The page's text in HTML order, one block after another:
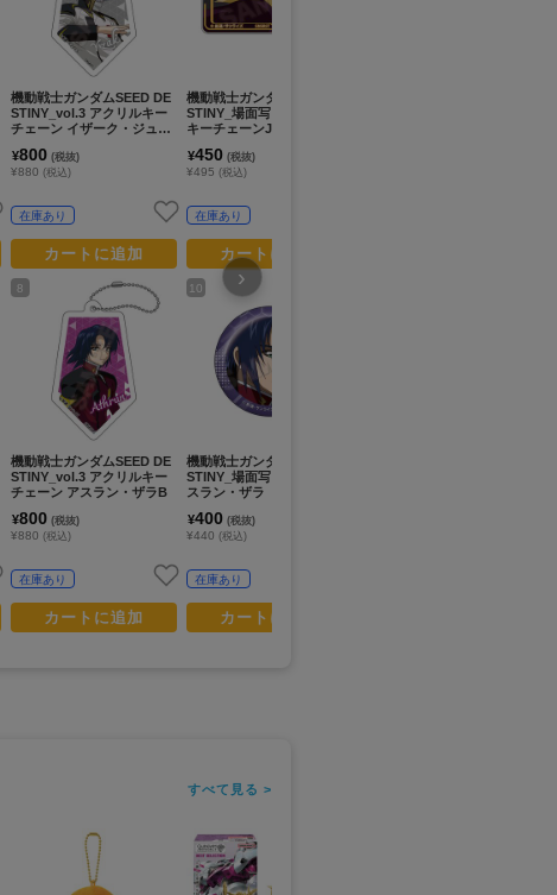
機動戦士ガンダムSEED DE
STINY_vol.3 アクリルキー
チェーン イザーク・ジュー
¥800 (税抜)
¥880 (税込)
在庫あり
カートに追加
8
機動戦士ガンダムSEED DE
STINY_vol.3 アクリルキー
チェーン アスラン・ザラB
¥800 (税抜)
¥880 (税込)
在庫あり
カートに追加
機動戦士ガンダムSEED DE
STINY_場面写 ドミテリア
キーチェーンJr. カガリ・ユ
¥450 (税抜)
¥495 (税込)
在庫あり
カートに追加
10
機動戦士ガンダムSEED DE
STINY_場面写 缶バッジ ア
スラン・ザラ
¥400 (税抜)
¥440 (税込)
在庫あり
カートに追加
›
すべて見る >